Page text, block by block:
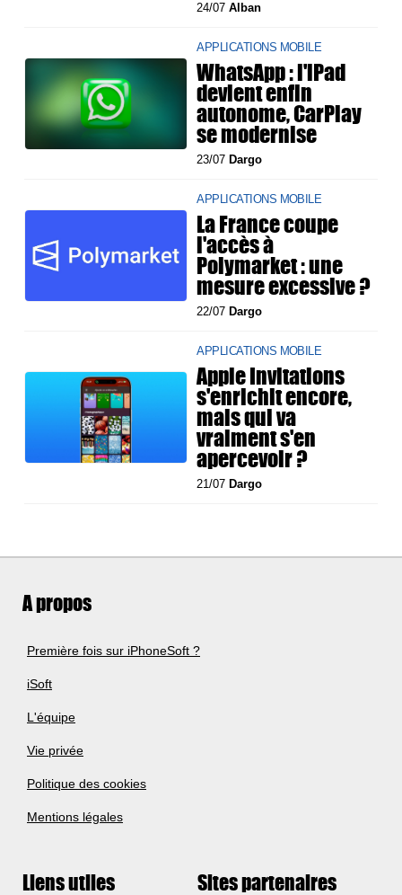
24/07Alban
APPLICATIONS MOBILE
WhatsApp : l'iPad
devient enfin
autonome, CarPlay
se modernise
23/07 Dargo
APPLICATIONS MOBILE
La France coupe
l'accès à
Polymarket : une
mesure excessive ?
22/07 Dargo
APPLICATIONS MOBILE
Apple Invitations
s'enrichit encore,
mais qui va
vraiment s'en
apercevoir ?
21/07 Dargo
A propos
Première fois sur iPhoneSoft ?
iSoft
L'équipe
Vie privée
Politique des cookies
Mentions légales
Liens utiles Sites partenaires